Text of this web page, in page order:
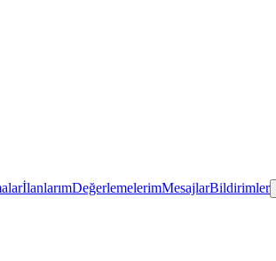
İlanlarımDeğerlemelerimMesajlarBildirimler